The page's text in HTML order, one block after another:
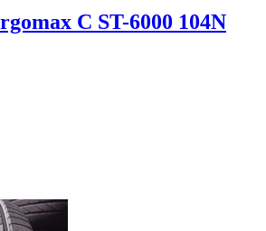
C ST-6000 104N